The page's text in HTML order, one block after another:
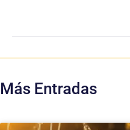
Más Entradas